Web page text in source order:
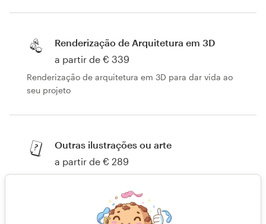
Renderização de Arquitetura em 3D
a partir de € 339
Renderização de arquitetura em 3D para dar vida ao
seu projeto
Outras ilustrações ou arte
a partir de € 289